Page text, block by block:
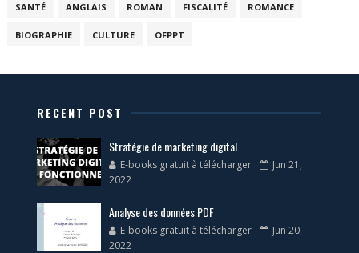
SANTÉ ANGLAIS ROMAN FISCALITÉ ROMANCE
BIOGRAPHIE CULTURE OFPPT
RECENT POST
Stratégie de marketing digital
E-books gratuit à télécharger
Jun 21,
2022
Analyse des données PDF
E-books gratuit à télécharger
Jun 20,
2022